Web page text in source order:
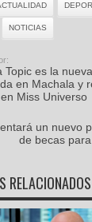
NOTICIAS
Topic es la
en Machala y
Miss Universo
un nuevo
de becas
RELACIONADOS